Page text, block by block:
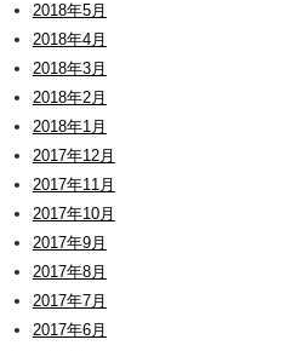
2018年5月
2018年4月
2018年3月
2018年2月
2018年1月
2017年12月
2017年11月
2017年10月
2017年9月
2017年8月
2017年7月
2017年6月